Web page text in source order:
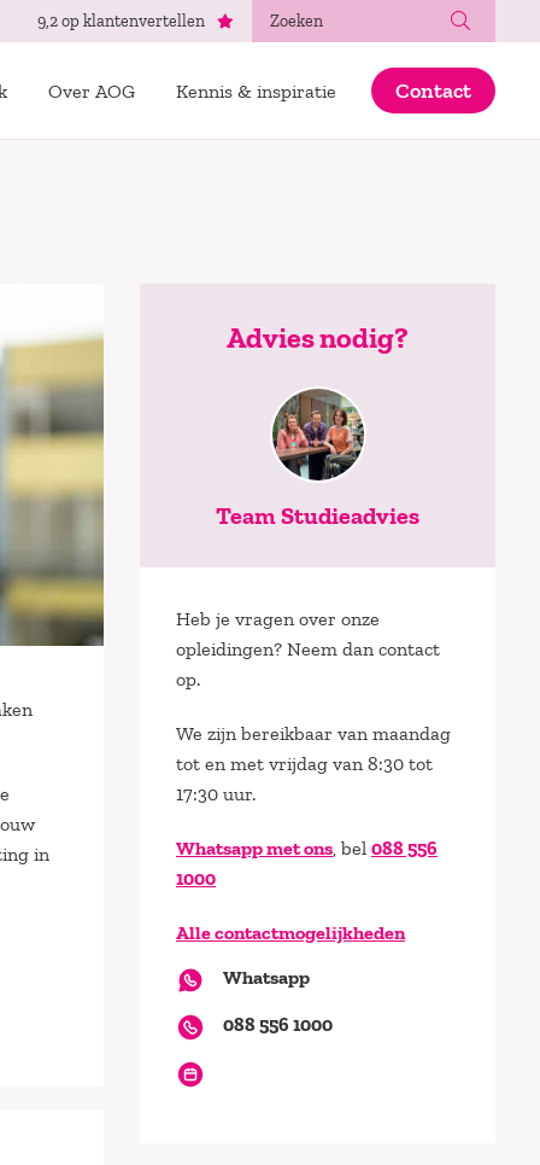
9,2 op klantenvertellen
Over AOG Kennis & inspiratie Contact
in
Advies nodig?
Team Studieadvies
Heb je vragen over onze
opleidingen? Neem dan contact
op.
We zijn bereikbaar van maandag
tot en met vrijdag van 8:30 tot
17:30 uur.
Whatsapp met ons, bel 088 556
1000
Alle contactmogelijkheden
Whatsapp
088 556 1000